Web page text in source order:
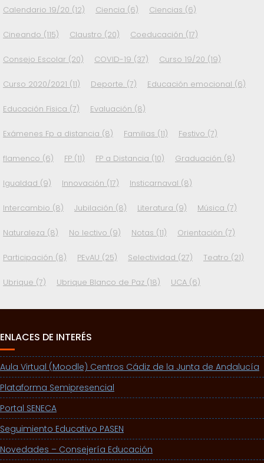
Calendario 19/20 (12) Ciencia (6) Ciencias (6)
Cineando (115) Claustro (20) Coeducación (17)
Consejo Escolar (20) COVID-19 (37) Curso 19/20 (19)
Curso 2020/2021 (11) Deporte. (7) Educación emocional (6)
Educación Física (7) Evaluación (8)
Exámenes Fp a distancia (8) Familias (11) Festivo (7)
flamenco (6) FP (11) FP a Distancia (10) Graduación (8)
Igualdad (9) Innovación (17) Insticarnaval (8)
Intercambio (8) Jubilación (8) Literatura (9) Música (7)
Naturaleza (8) No lectivo (9) Notas (11) Orientación (7)
Participación (8) PEvAU (25) Selectividad (27) Teatro (21)
Ubrique (7) Ubrique Blanco de Paz (18) UCA (6)
ENLACES DE INTERÉS
Aula Virtual (Moodle) Centros Cádiz de la Junta de Andalucía
Plataforma Semipresencial
Portal SENECA
Seguimiento Educativo PASEN
Novedades – Consejería Educación